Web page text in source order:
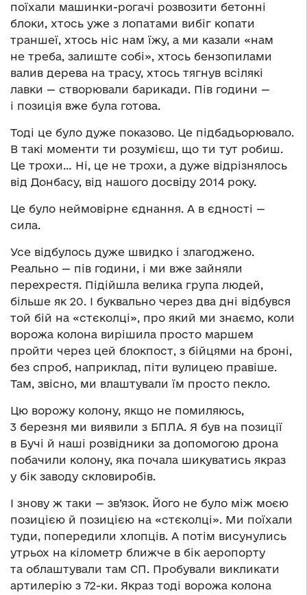
поїхали машинки-рогачі розвозити бетонні
блоки, хтось уже з лопатами вибіг копати
траншеї, хтось ніс нам їжу, а ми казали «нам
не треба, залиште собі», хтось бензопилами
валив дерева на трасу, хтось тягнув всілякі
лавки — створювали барикади. Пів години —
і позиція вже була готова.
Тоді це було дуже показово. Це підбадьорювало.
В такі моменти ти розумієш, що ти тут робиш.
Це трохи… Ні, це не трохи, а дуже відрізнялось
від Донбасу, від нашого досвіду 2014 року.
Це було неймовірне єднання. А в єдності —
сила.
Усе відбулось дуже швидко і злагоджено.
Реально — пів години, і ми вже зайняли
перехрестя. Підійшла велика група людей,
більше як 20. І буквально через два дні відбувся
той бій на «стєколці», про який ми знаємо, коли
ворожа колона вирішила просто маршем
пройти через цей блокпост, з бійцями на броні,
без спроб, наприклад, піти вулицею правіше.
Там, звісно, ми влаштували їм просто пекло.
Цю ворожу колону, якщо не помиляюсь,
3 березня ми виявили з БПЛА. Я був на позиції
в Бучі й наші розвідники за допомогою дрона
побачили колону, яка почала шикуватись якраз
у бік заводу скловиробів.
І знову ж таки — зв’язок. Його не було між моєю
позицією й позицією на «стєколці». Ми поїхали
туди, попередили хлопців. А потім висунулись
утрьох на кілометр ближче в бік аеропорту
та облаштували там СП. Пробували викликати
артилерію з 72-ки. Якраз тоді ворожа колона